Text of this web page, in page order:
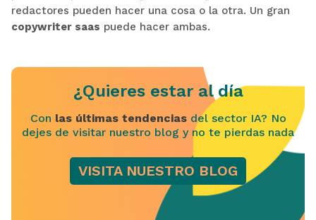
redactores pueden hacer una cosa o la otra. Un gran
copywriter saas puede hacer ambas.
¿Quieres estar al día
Con las últimas tendenciasdel sector IA? No
dejes de visitar nuestro blog y no te pierdas nada
VISITA NUESTRO BLOG